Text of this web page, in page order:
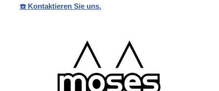
☎️ Kontaktieren Sie uns.